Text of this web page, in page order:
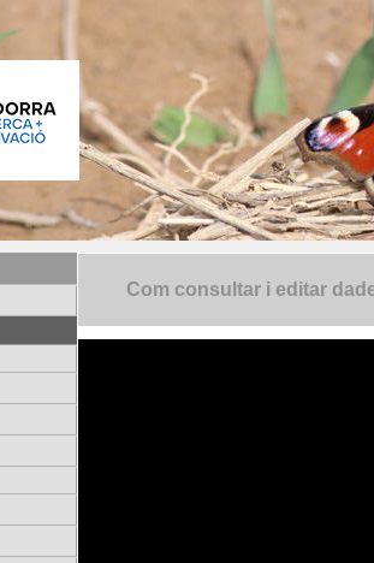
Com consultar i editar